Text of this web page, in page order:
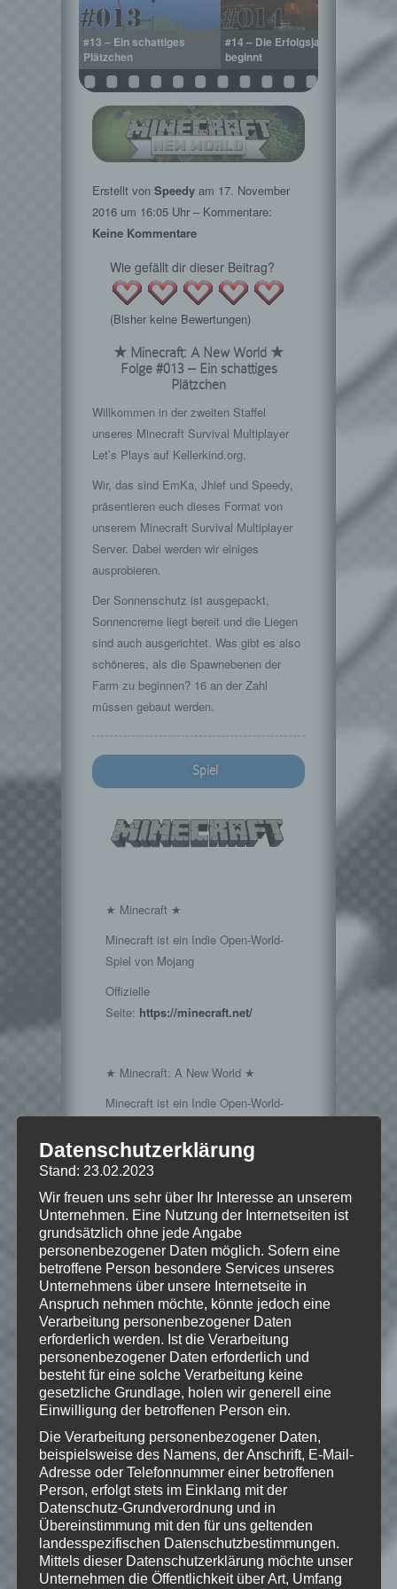
#13 – Ein schattiges
Plätzchen
#14 – Die Erfolgsjagd
beginnt
#15
Erstellt von Speedy am 17. November
2016 um 16:05 Uhr – Kommentare:
Keine Kommentare
Wie gefällt dir dieser Beitrag?
(Bisher keine Bewertungen)
★ Minecraft: A New World ★
Folge #013 – Ein schattiges
Plätzchen
Willkommen in der zweiten Staffel
unseres Minecraft Survival Multiplayer
Let’s Plays auf Kellerkind.org.
Wir, das sind EmKa, Jhief und Speedy,
präsentieren euch dieses Format von
unserem Minecraft Survival Multiplayer
Server. Dabei werden wir einiges
ausprobieren.
Der Sonnenschutz ist ausgepackt,
Sonnencreme liegt bereit und die Liegen
sind auch ausgerichtet. Was gibt es also
schöneres, als die Spawnebenen der
Farm zu beginnen? 16 an der Zahl
müssen gebaut werden.
Spiel
★ Minecraft ★
Minecraft ist ein Indie Open-World-
Spiel von Mojang
Offizielle
Seite: https://minecraft.net/
★ Minecraft: A New World ★
Minecraft ist ein Indie Open-World-
Offizielle
Seite:https://minecraft.net/
Hinweise
Wenn Dir das Spiel gefällt,
unterstütze bitte die Entwickler und
kaufe Dir das Spiel im Original!
Mojang:https://minecraft.net/
© 2009- "Minecraft" is a trademark of
Mojang AB
Wie gefällt dir dieser Beitrag?
Klicke hier und lasse
Datenschutzerklärung
Stand: 23.02.2023
Wir freuen uns sehr über Ihr Interesse an unserem
Unternehmen. Eine Nutzung der Internetseiten ist
grundsätzlich ohne jede Angabe
personenbezogener Daten möglich. Sofern eine
betroffene Person besondere Services unseres
Unternehmens über unsere Internetseite in
Anspruch nehmen möchte, könnte jedoch eine
Verarbeitung personenbezogener Daten
erforderlich werden. Ist die Verarbeitung
personenbezogener Daten erforderlich und
besteht für eine solche Verarbeitung keine
gesetzliche Grundlage, holen wir generell eine
Einwilligung der betroffenen Person ein.
Die Verarbeitung personenbezogener Daten,
beispielsweise des Namens, der Anschrift, E-Mail-
Adresse oder Telefonnummer einer betroffenen
Person, erfolgt stets im Einklang mit der
Datenschutz-Grundverordnung und in
Übereinstimmung mit den für uns geltenden
landesspezifischen Datenschutzbestimmungen.
Mittels dieser Datenschutzerklärung möchte unser
Unternehmen die Öffentlichkeit über Art, Umfang